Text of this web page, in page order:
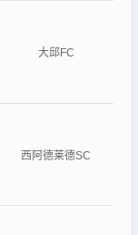
大邱FC
西阿德莱德SC